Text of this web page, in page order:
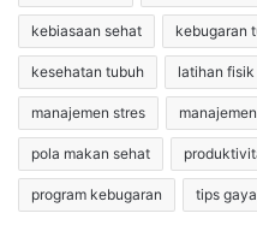
kebiasaan sehat kebugaran
kesehatan tubuh latihan fisik
manajemen stres
pola makan sehat
program kebugaran tips